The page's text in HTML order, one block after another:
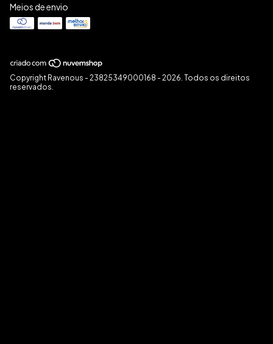
Meios de envio
Copyright Ravenous - 23825349000168 - 2026. Todos os direitos
reservados.